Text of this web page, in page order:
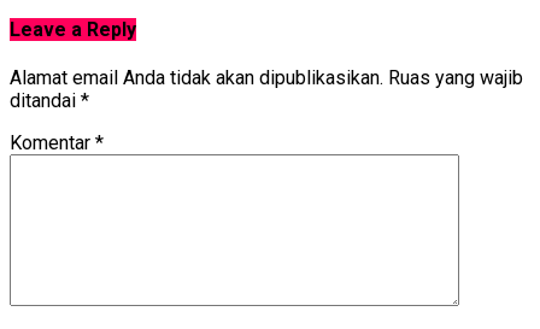
Leave a Reply
Alamat email Anda tidak akan dipublikasikan. Ruas yang wajib
ditandai *
Komentar *